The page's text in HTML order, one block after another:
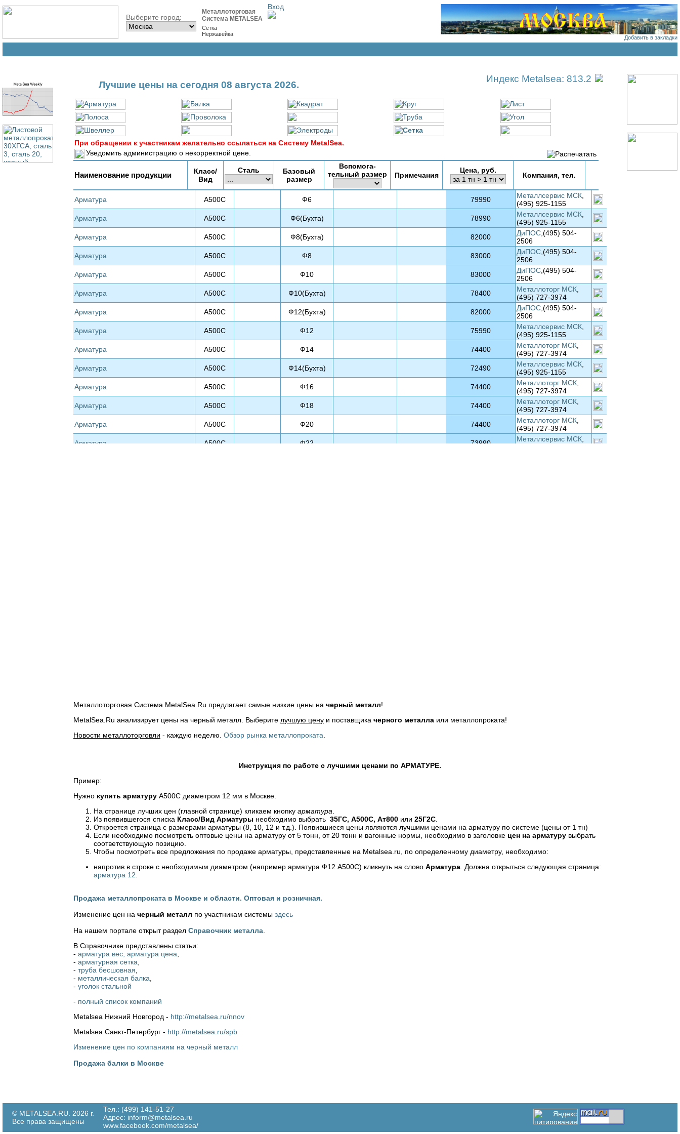
Выберите город:
Металлоторговая
Система METALSEA
Сетка
Нержавейка
Вход
Добавить в закладки
Лучшие цены на сегодня 08 августа 2026.
Индекс Metalsea: 813.2
При обращении к участникам желательно ссылаться на Систему MetalSea.
Уведомить администрацию о некорректной цене.
Наименование продукции
Класс/
Вид
Сталь
Базовый
размер
Вспомога-
тельный размер
Примечания
Цена, руб.
Компания, тел.
Арматура А500С Ф6 79990 Металлсервис МСК
(495) 925-1155
Арматура
А500С Ф6(Бухта) 78990 Металлсервис МСК
(495) 925-1155
Арматура
А500С Ф8(Бухта) 82000 ДиПОС ,(495) 504-
2506
Арматура
А500С Ф8 83000 ДиПОС ,(495) 504-
2506
Арматура
А500С Ф10 83000 ДиПОС ,(495) 504-
2506
Арматура
А500С Ф10(Бухта) 78400 Металлоторг МСК
(495) 727-3974
Арматура
А500С Ф12(Бухта) 82000 ДиПОС ,(495) 504-
2506
Арматура
А500С Ф12 75990 Металлсервис МСК
(495) 925-1155
Арматура
А500С Ф14 74400 Металлоторг МСК
(495) 727-3974
Арматура
А500С Ф14(Бухта) 72490 Металлсервис МСК
(495) 925-1155
Арматура
А500С Ф16 74400 Металлоторг МСК
(495) 727-3974
Арматура
А500С Ф18 74400 Металлоторг МСК
(495) 727-3974
Арматура
А500С Ф20 74400 Металлоторг МСК
(495) 727-3974
Арматура
А500С Ф22 73990 Металлсервис МСК
Металлоторговая Система MetalSea.Ru предлагает самые низкие цены на черный металл!
MetalSea.Ru анализирует цены на черный металл. Выберите лучшую цену и поставщика черного металла или металлопроката!
Новости металлоторговли - каждую неделю. Обзор рынка металлопроката
Инструкция по работе с лучшими ценами по АРМАТУРЕ.
Пример:
Нужно купить арматуру А500С диаметром 12 мм в Москве.
На странице лучших цен (главной странице) кликаем кнопку арматура
Из появившегося списка Класс/Вид Арматуры необходимо выбрать 35ГС, А500С, Ат800 или 25Г2С
Откроется страница с размерами арматуры (8, 10, 12 и т.д.). Появившиеся цены являются лучшими ценами на арматуру по системе (цены от 1 тн)
Если необходимо посмотреть оптовые цены на арматуру от 5 тонн, от 20 тонн и вагонные нормы, необходимо в заголовке цен на арматуру выбрать
соответствующую позицию.
Чтобы посмотреть все предложения по продаже арматуры, представленные на Metalsea.ru, по определенному диаметру, необходимо:
напротив в строке с необходимым диаметром (например арматура Ф12 А500С) кликнуть на слово Арматура . Должна открыться следующая страница:
арматура 12
Продажа металлопроката в Москве и области. Оптовая и розничная.
Изменение цен на черный металл по участникам системы здесь
На нашем портале открыт раздел Справочник металла
В Справочнике представлены статьи:
- арматура вес, арматура цена
- арматурная сетка
- труба бесшовная
- металлическая балка
- уголок стальной
- полный список компаний
Metalsea Нижний Новгород - http://metalsea.ru/nnov
Metalsea Санкт-Петербург - http://metalsea.ru/spb
Изменение цен по компаниям на черный металл
Продажа балки в Москве
© METALSEA.RU. 2026 г.
Все права защищены
Тел.: (499) 141-51-27
Адрес: inform@metalsea.ru
www.facebook.com/metalsea/